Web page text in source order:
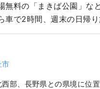
無料の「まきば公園」
車で2時間、週末の日帰り
市
西部、長野県との県境に位